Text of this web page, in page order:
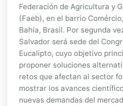
Federación de Agricultura y
(Faeb), en el barrio
Bahía, Brasil. Por segunda
Salvador será sede del
Eucalipto, cuyo objetivo
proponer soluciones
retos que afectan al sector
mostrar los avances
nuevas demandas del